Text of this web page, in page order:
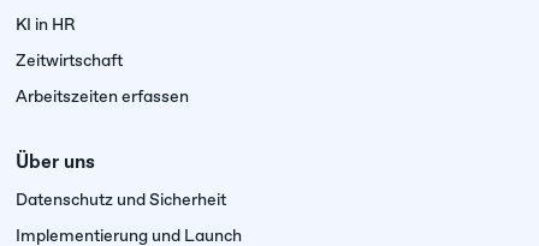
KI in HR
Zeitwirtschaft
Arbeitszeiten erfassen
Über uns
Datenschutz und Sicherheit
Implementierung und Launch